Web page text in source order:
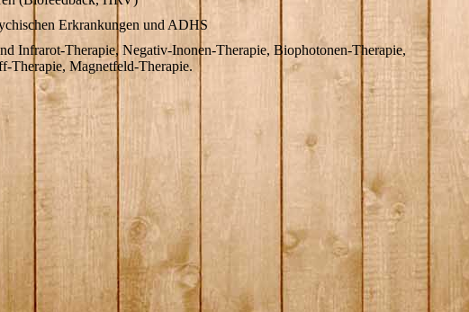
Erkrankungen und ADHS
Infrarot-Therapie, Negativ-Inonen-Therapie, Biophotonen-Therapie,
Therapie, Magnetfeld-Therapie.